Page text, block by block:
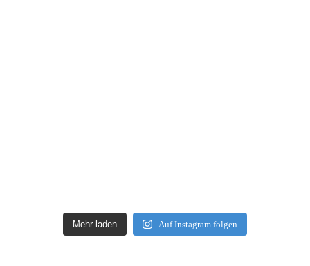
Mehr laden Auf Instagram folgen